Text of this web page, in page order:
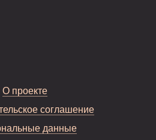
О проекте
соглашение
данные